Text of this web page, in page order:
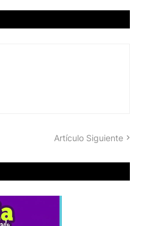
Artículo Siguiente